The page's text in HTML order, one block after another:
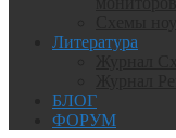
Литература
БЛОГ
ФОРУМ